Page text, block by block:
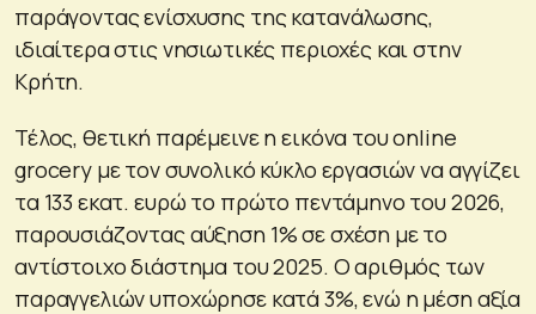
παράγοντας ενίσχυσης της κατανάλωσης,
ιδιαίτερα στις νησιωτικές περιοχές και στην
Κρήτη.
Τέλος, θετική παρέμεινε η εικόνα του online
grocery με τον συνολικό κύκλο εργασιών να αγγίζει
τα 133 εκατ. ευρώ το πρώτο πεντάμηνο του 2026,
παρουσιάζοντας αύξηση 1% σε σχέση με το
αντίστοιχο διάστημα του 2025. Ο αριθμός των
παραγγελιών υποχώρησε κατά 3%, ενώ η μέση αξία